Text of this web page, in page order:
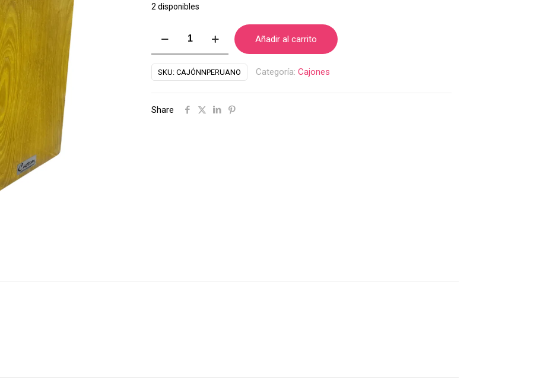
2 disponibles
Custom
cantidad
Añadir al carrito
SKU: CAJÓNNPERUANO Categoría: Cajones
Share